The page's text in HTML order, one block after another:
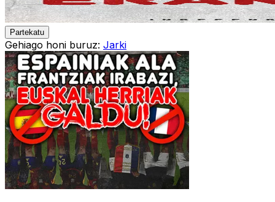
Partekatu
Gehiago honi buruz: Jarki